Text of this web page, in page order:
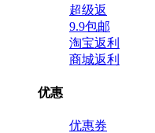
超级返
9.9包邮
淘宝返利
商城返利
优惠
优惠券